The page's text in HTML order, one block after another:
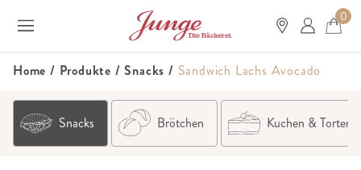
0
Home / Produkte /Snacks / Sandwich Lachs Avocado
Snacks Brötchen Kuchen & Torten